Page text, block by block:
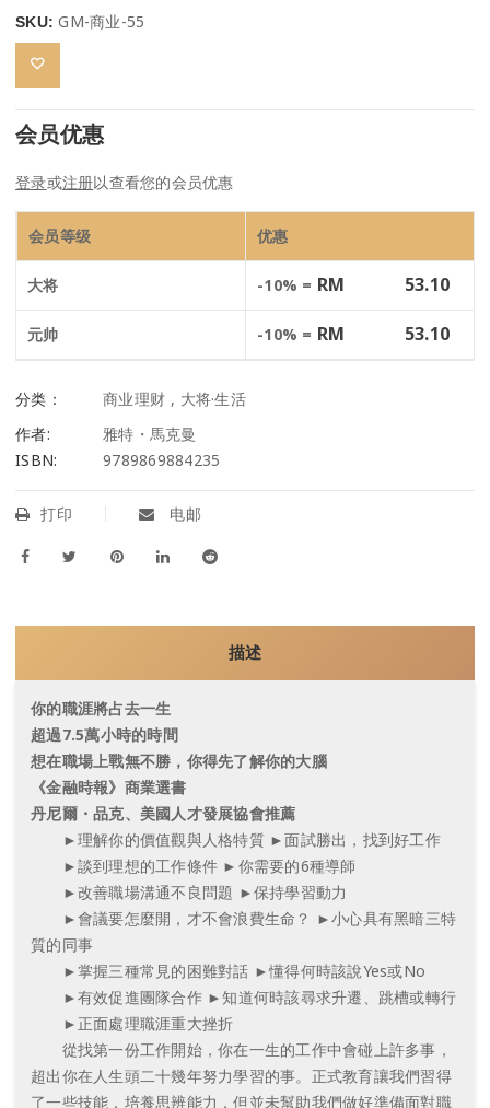
SKU:GM-商业-55
会员优惠
登录或注册以查看您的会员优惠
会员等级 优惠
大将 -10% = RM 53.10
元帅 -10% = RM 53.10
分类： 商业理财 , 大将·生活
作者:
雅特・馬克曼
ISBN:
9789869884235
打印 电邮
描述
你的職涯將占去一生
超過7.5萬小時的時間
想在職場上戰無不勝，你得先了解你的大腦
《金融時報》商業選書
丹尼爾・品克、美國人才發展協會推薦
►理解你的價值觀與人格特質 ►面試勝出，找到好工作
►談到理想的工作條件 ►你需要的6種導師
►改善職場溝通不良問題 ►保持學習動力
►會議要怎麼開，才不會浪費生命？ ►小心具有黑暗三特
質的同事
►掌握三種常見的困難對話 ►懂得何時該說Yes或No
►有效促進團隊合作 ►知道何時該尋求升遷、跳槽或轉行
►正面處理職涯重大挫折
從找第一份工作開始，你在一生的工作中會碰上許多事，
超出你在人生頭二十幾年努力學習的事。正式教育讓我們習得
了一些技能，培養思辨能力，但並未幫助我們做好準備面對職